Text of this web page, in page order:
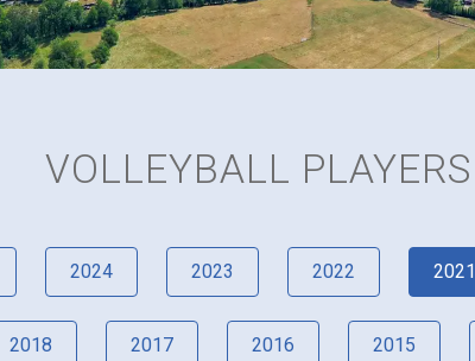
VOLLEYBALL PLAYERS
2024 2023 2022 2021
2018 2017 2016 2015